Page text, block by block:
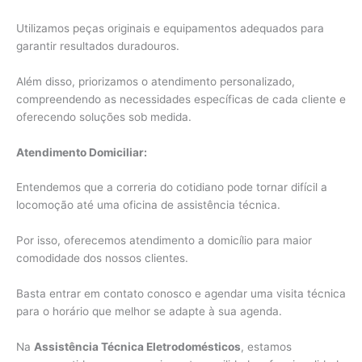
Utilizamos peças originais e equipamentos adequados para
garantir resultados duradouros.
Além disso, priorizamos o atendimento personalizado,
compreendendo as necessidades específicas de cada cliente e
oferecendo soluções sob medida.
Atendimento Domiciliar:
Entendemos que a correria do cotidiano pode tornar difícil a
locomoção até uma oficina de assistência técnica.
Por isso, oferecemos atendimento a domicílio para maior
comodidade dos nossos clientes.
Basta entrar em contato conosco e agendar uma visita técnica
para o horário que melhor se adapte à sua agenda.
Na Assistência Técnica Eletrodomésticos, estamos